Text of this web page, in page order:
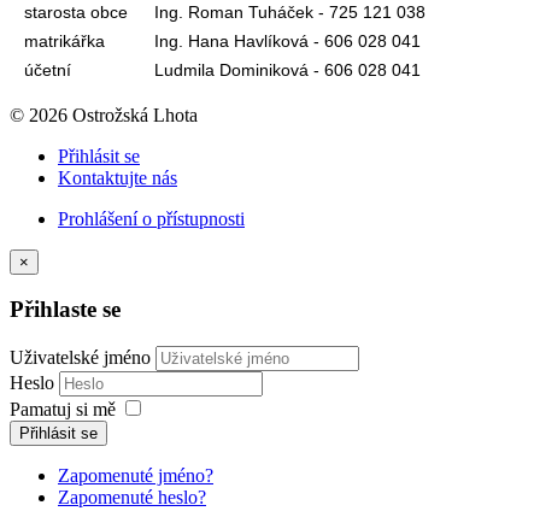
starosta obce
Ing. Roman Tuháček - 725 121 038
matrikářka
Ing. Hana Havlíková - 606 028 041
účetní
Ludmila Dominiková - 606 028 041
© 2026 Ostrožská Lhota
Přihlásit se
Kontaktujte nás
Prohlášení o přístupnosti
×
Přihlaste se
Uživatelské jméno
Heslo
Pamatuj si mě
Přihlásit se
Zapomenuté jméno?
Zapomenuté heslo?